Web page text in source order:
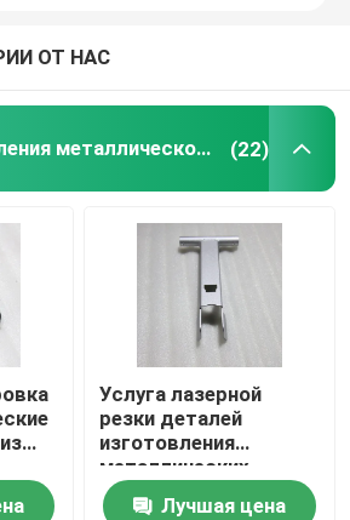
ОТ НАС
Части изготовления металлического листа точности (22)
Услуга лазерной
резки деталей
изготовления
металлических
листов на заказ
Лучшая цена